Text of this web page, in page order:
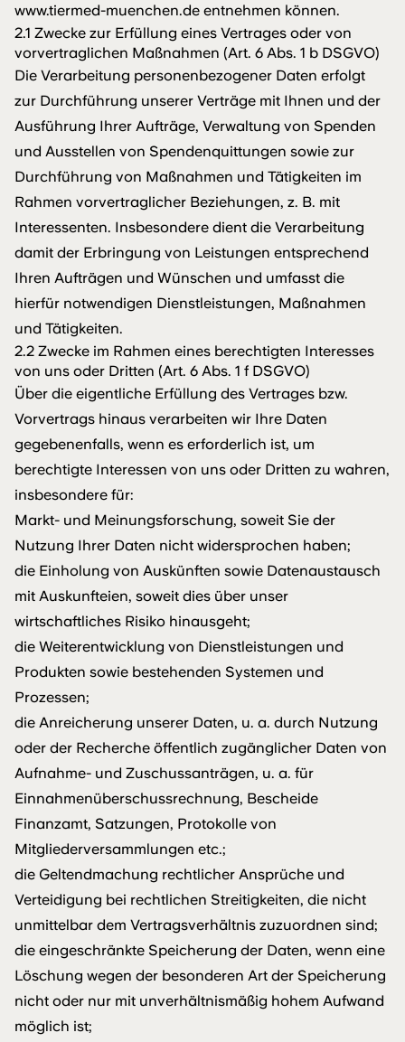
www.tiermed-muenchen.de entnehmen können.
2.1 Zwecke zur Erfüllung eines Vertrages oder von
vorvertraglichen Maßnahmen (Art. 6 Abs. 1 b DSGVO)
Die Verarbeitung personenbezogener Daten erfolgt
zur Durchführung unserer Verträge mit Ihnen und der
Ausführung Ihrer Aufträge, Verwaltung von Spenden
und Ausstellen von Spendenquittungen sowie zur
Durchführung von Maßnahmen und Tätigkeiten im
Rahmen vorvertraglicher Beziehungen, z. B. mit
Interessenten. Insbesondere dient die Verarbeitung
damit der Erbringung von Leistungen entsprechend
Ihren Aufträgen und Wünschen und umfasst die
hierfür notwendigen Dienstleistungen, Maßnahmen
und Tätigkeiten.
2.2 Zwecke im Rahmen eines berechtigten Interesses
von uns oder Dritten (Art. 6 Abs. 1 f DSGVO)
Über die eigentliche Erfüllung des Vertrages bzw.
Vorvertrags hinaus verarbeiten wir Ihre Daten
gegebenenfalls, wenn es erforderlich ist, um
berechtigte Interessen von uns oder Dritten zu wahren,
insbesondere für:
Markt- und Meinungsforschung, soweit Sie der
Nutzung Ihrer Daten nicht widersprochen haben;
die Einholung von Auskünften sowie Datenaustausch
mit Auskunfteien, soweit dies über unser
wirtschaftliches Risiko hinausgeht;
die Weiterentwicklung von Dienstleistungen und
Produkten sowie bestehenden Systemen und
Prozessen;
die Anreicherung unserer Daten, u. a. durch Nutzung
oder der Recherche öffentlich zugänglicher Daten von
Aufnahme- und Zuschussanträgen, u. a. für
Einnahmenüberschussrechnung, Bescheide
Finanzamt, Satzungen, Protokolle von
Mitgliederversammlungen etc.;
die Geltendmachung rechtlicher Ansprüche und
Verteidigung bei rechtlichen Streitigkeiten, die nicht
unmittelbar dem Vertragsverhältnis zuzuordnen sind;
die eingeschränkte Speicherung der Daten, wenn eine
Löschung wegen der besonderen Art der Speicherung
nicht oder nur mit unverhältnismäßig hohem Aufwand
möglich ist;